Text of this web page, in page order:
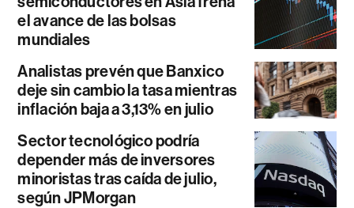
el avance de las bolsas
mundiales
Analistas prevén que Banxico
deje sin cambio la tasa mientras
inflación baja a 3,13% en julio
Sector tecnológico podría
depender más de inversores
minoristas tras caída de julio,
según JPMorgan